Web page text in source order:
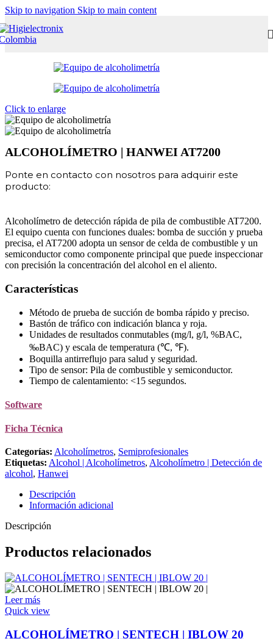
Skip to navigation Skip to main content
Click to enlarge
ALCOHOLÍMETRO | HANWEI AT7200
Ponte en contacto con nosotros para adquirir este
producto:
Alcoholímetro de detección rápida de pila de combustible AT7200.
El equipo cuenta con funciones duales: bomba de succión y prueba
precisa, el AT7200 adopta un sensor de celda de combustible y un
semiconductor como componente principal que puede inspeccionar
con precisión la concentración del alcohol en el aliento.
Características
Método de prueba de succión de bomba rápido y preciso.
Bastón de tráfico con indicación blanca y roja.
Unidades de resultados conmutables (mg/l, g/l, %BAC,
‰BAC) y escala de temperatura (℃, ℉).
Boquilla antirreflujo para salud y seguridad.
Tipo de sensor: Pila de combustible y semiconductor.
Tiempo de calentamiento: <15 segundos.
Software
Ficha Técnica
Categorías: Alcoholímetros, Semiprofesionales
Etiquetas: Alcohol | Alcoholímetros, Alcoholímetro | Detección de
alcohol, Hanwei
Descripción
Información adicional
Descripción
Productos relacionados
Leer más
Quick view
ALCOHOLÍMETRO | SENTECH | IBLOW 20